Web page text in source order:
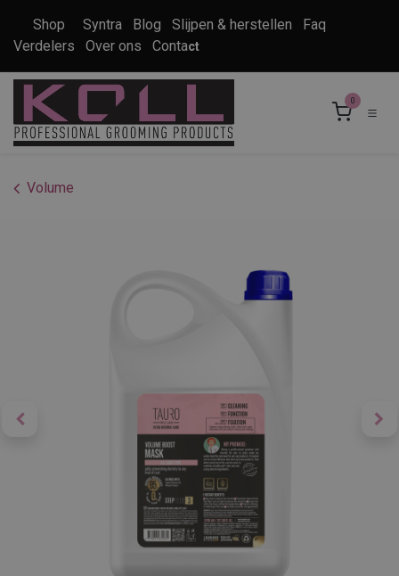
Shop Syntra Blog Slijpen & herstellen
Faq
Verdelers
Over ons Contact
0
Volume